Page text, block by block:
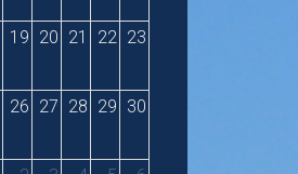
19 20 21 22 23
26 27 28 29 30